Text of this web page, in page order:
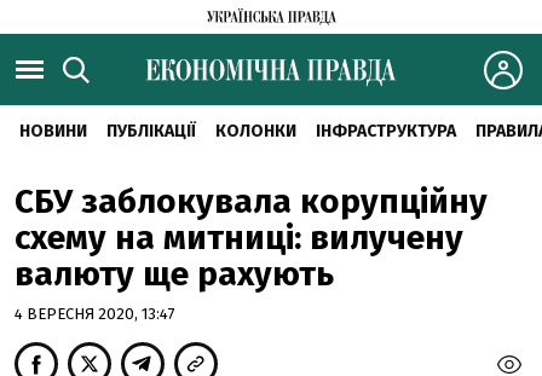
НОВИНИ ПУБЛІКАЦІЇ КОЛОНКИ ІНФРАСТРУКТУРА
СБУ заблокувала корупційну
схему на митниці: вилучену
валюту ще рахують
4 ВЕРЕСНЯ 2020, 13:47